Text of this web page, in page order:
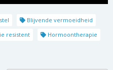
Blijvende vermoeidheid
resistent Hormoontherapie